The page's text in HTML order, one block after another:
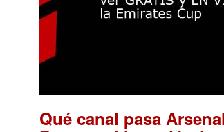
Qué canal pasa